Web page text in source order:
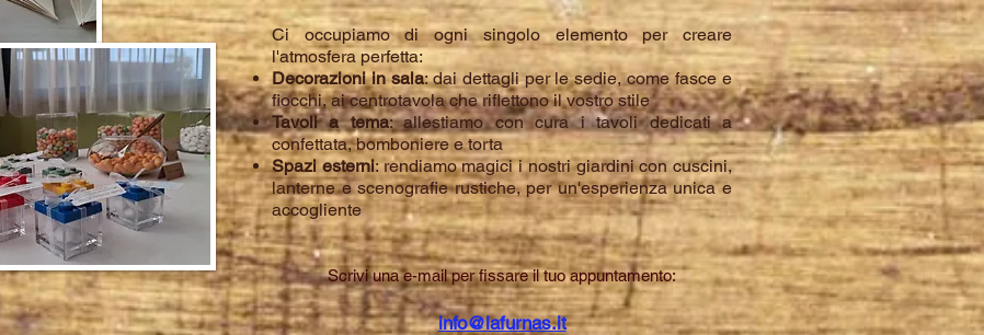
Ci occupiamo di ogni singolo elemento per creare
l'atmosfera perfetta:
Decorazioni in sala: dai dettagli per le sedie, come fasce e
fiocchi, ai centrotavola che riflettono il vostro stile
Tavoli a tema: allestiamo con cura i tavoli dedicati a
confettata, bomboniere e torta
Spazi esterni: rendiamo magici i nostri giardini con cuscini,
lanterne e scenografie rustiche, per un'esperienza unica e
accogliente
Scrivi una e-mail per fissare il tuo appuntamento:
info@lafurnas.it